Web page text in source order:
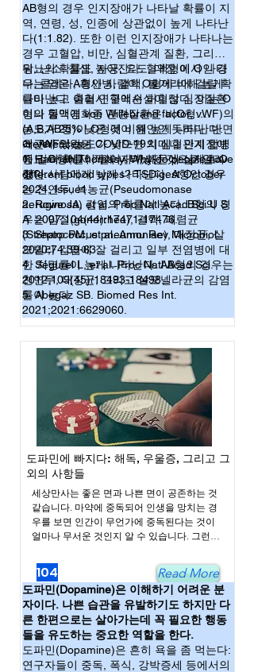
을 때 이미 만들어 졌다고 합니다. 그 이후 인
간이 경험한 여러 가지 질병이나 성인병에 기
초하여 각 지역이나 인종마다 혈액형의 구성
이 다른 것을 볼 수 있습니다. 과연 ABO 식 혈
액형이 인간의 진화에 어떤 영향을 미쳤을까
요? 현재 인류의 혈액형 분포를 이런 질병과의
관계로 해석할 수 있을 까요?
그림 출처(1) (Image Credit: Modified from ©
istock.com, Tetiana Lazunova, VikiVector,
Rujirat Boonyong)
AB형의 경우 인지장애가 나타날 확률이 지
역, 연령, 성, 인종에 상관없이 높게 나타난
다(1:1.82). 또한 이런 인지장애가 나타나는
경우 고혈압, 비만, 심혈관계 질환, 그리고
당뇨의 확률도 높아진다. 혈액형이 O인 경
우, 콜레라, 흑사병, 결핵, 볼거리에 걸릴 확
률이 높고 출혈시 혈액손실이 많다. 이는 O
형의 혈액에 von Willebrand factor, vWF)의
농도가 25% 낮은 것이 원인인 듯하다. 반면
에 vWF의 농도가 낮으면 치매나 인지장애
에 걸릭 확률이 떨어지기 때문에 실제로 O
형인 사람에게 낮게 나타난다. A형인 경우
는 천연두, 녹농균(Pseudomonase
aeruginosa) 감염의 확률이 높다. B형의 경
우는 임질(gonorrhea), 결핵, 폐렴균
(Streptococcus pneumoniae), 대장균, 살
모넬라 감염에 잘 걸리고 일부 전염병에 대
한 치명률이 높게 나타난다. AB형의 경우는
천연두, 대장균, 그리고 살모넬라균의 감염
률이 높다.
위, 난소, 침샘, 자궁, 요도, 대장 에서 나타
나는 암은 A형인 사람이 O형에 비해 높게
나타난다. 여러 연구에서 허혈성 심장질환
이나 동맥경화증 관련질환은 비O형
(A,B,AB형)이 O형에 비해 높게 나타난다.
최근에 있었던 COVID-19의 심혈관계 합병
증도 O형에서 적게 나타났던 것으로 알려
졌다.
<references>
1. Hannah Thomasy, Why do people have
different blood types? TSDigest October
2024, Issue1.
2. Rowe JA, et al. Proc Natl Acad Sci U S
A. 2007;104(44):17471-17476.
3. Sharp PM, et al. Annu Rev Microbiol.
2020;74:39-63.
4. Ségurel L, et al. Proc Natl Acad Sci.
2012;109(45):18493-18498.
5. Abegaz SB. Biomed Res Int.
2021;2021:6629060.
도파민에 빠지다: 해독, 우울증, 그리고 그
외의 사항들
세상만사는 좋은 면과 나쁜 면이 공존하는 것
같습니다. 마약에 중독되어 인생을 망치는 경
우를 보면 인간이 무언가에 중독된다는 것이
얼마나 무서운 것인지 알 수 있습니다. 그런데
한 행동인 경우가 많죠. 물을 마시거나 음식을
먹는 것 등도 적절한 시기에 유발되지 않는다
면 살아가는데 어려움이 많을 것입니다. 또한
이성에 대한 관심이나 구애 행동도 자신의 유
전자를 세상에 남기기 위해서는 꼭 필요한 행
동입니다. 그래서 진화적으로 인간은 먹을 때
행복을 느끼고 물을 마시면 괘감을 느끼도록
설계가 되어 있는듯 합니다. 성적인 것은 말할
104 Read More
도파민(Dopamine)은 이해하기 어려운 분
자이다. 나쁜 습관을 유발하기도 하지만 다
른 한편으로는 살아가는데 꼭 필요한 행동
들을 유도하는 중요한 역할을 한다.
도파민(Dopamine)은 흔히 욕을 좀 먹는다:
연구자들이 중독, 폭식, 강박증세 등에서의